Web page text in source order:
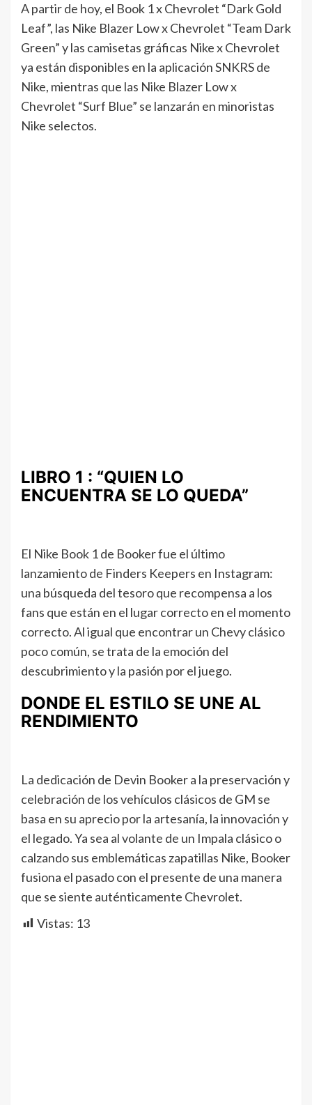
A partir de hoy, el Book 1 x Chevrolet “Dark Gold
Leaf”, las Nike Blazer Low x Chevrolet “Team Dark
Green” y las camisetas gráficas Nike x Chevrolet
ya están disponibles en la aplicación SNKRS de
Nike, mientras que las Nike Blazer Low x
Chevrolet “Surf Blue” se lanzarán en minoristas
Nike selectos.
LIBRO 1 : “QUIEN LO
ENCUENTRA SE LO QUEDA”
El Nike Book 1 de Booker fue el último
lanzamiento de Finders Keepers en Instagram:
una búsqueda del tesoro que recompensa a los
fans que están en el lugar correcto en el momento
correcto. Al igual que encontrar un Chevy clásico
poco común, se trata de la emoción del
descubrimiento y la pasión por el juego.
DONDE EL ESTILO SE UNE AL
RENDIMIENTO
La dedicación de Devin Booker a la preservación y
celebración de los vehículos clásicos de GM se
basa en su aprecio por la artesanía, la innovación y
el legado. Ya sea al volante de un Impala clásico o
calzando sus emblemáticas zapatillas Nike, Booker
fusiona el pasado con el presente de una manera
que se siente auténticamente Chevrolet.
Vistas: 13